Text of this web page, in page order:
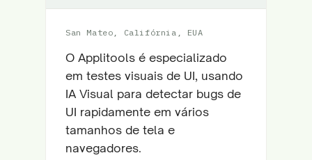
San Mateo, Califórnia, EUA
O Applitools é especializado
em testes visuais de UI, usando
IA Visual para detectar bugs de
UI rapidamente em vários
tamanhos de tela e
navegadores.